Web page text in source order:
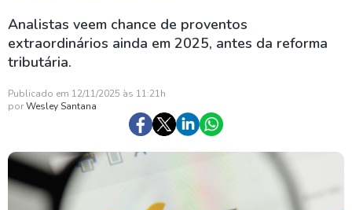
Analistas veem chance de proventos
extraordinários ainda em 2025, antes da reforma
tributária.
Publicado em 12/11/2025 às 11:21h
porWesley Santana